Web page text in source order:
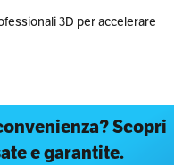
3D per accelerare
Scopri
e garantite.